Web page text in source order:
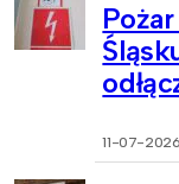
11-07-2026